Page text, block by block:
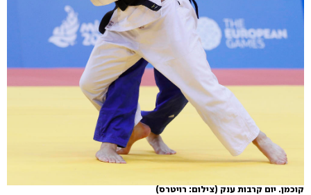
קוכמן. יום קרבות ענק(צילום: רויטרס)